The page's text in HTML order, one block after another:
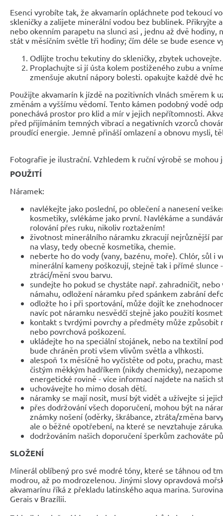
Esenci vyrobíte tak, že akvamarín opláchnete pod tekoucí
skleničky a zalijete minerální vodou bez bublinek. Přikryjte
nebo okenním parapetu na slunci asi , jednu až dvě hodiny,
stát v měsíčním světle tři hodiny; čím déle se bude esence
Odlijte trochu tekutiny do skleničky, zbytek uchovejte.
Proplachujte si jí ústa kolem postiženého zubu a
zmenšuje akutní nápory bolesti. opakujte každé dvě
Použijte akvamarín k jízdě na pozitivních vlnách směrem k
změnám a vyššímu vědomí. Tento kámen podobný vodě
ponechává prostor pro klid a mír v jejich nepřítomnosti.
před přijímáním temných vibrací a negativních vzorců
proudící energie. Jemně přináší omlazení a obnovu mysli,
Fotografie je ilustrační. Vzhledem k ruční výrobě se
POUŽITÍ
Náramek:
navlékejte jako poslední, po oblečení a nanesení
kosmetiky, svlékáme jako první. Navlékáme a
rolování přes ruku, nikoliv roztažením!
životnost minerálního náramku zkracují nejrůznější
na vlasy, tedy obecně kosmetika, chemie.
neberte ho do vody (vany, bazénu, moře). Chlór, sůl i
minerální kameny poškozují, stejně tak i přímé slunce
ztrácí/mění svou barvu.
sundejte ho pokud se chystáte např. zahradničit,
námahu, odložení náramku před spánkem zabrání
odložte ho i při sportování, může dojít ke
navíc pot náramku nesvědčí stejně jako použití
kontakt s tvrdými povrchy a předměty může způsobit
nebo povrchová poškození.
ukládejte ho na speciální stojánek, nebo na textilní
bude chráněn proti všem vlivům světla a vlhkosti.
alespoň 1x měsíčně ho vyčistěte od potu, prachu,
čistým měkkým hadříkem (nikdy chemicky),
energetické rovině - více informací najdete na našich
uchovávejte ho mimo dosah dětí.
náramky se mají nosit, musí být vidět a užívejte si
přes dodržování všech doporučení, mohou být na
známky nošení (oděrky, škrábance, ztráta/změna
ale o běžné opotřebení, na které se nevztahuje
dodržováním našich doporučení šperkům zachováte
SLOŽENÍ
Minerál oblíbený pro své modré tóny, které se táhnou od
modrou, až po modrozelenou. Jinými slovy opravdová
akvamarínu říká z překladu latinského aqua marina.
Gerais v Brazílii.